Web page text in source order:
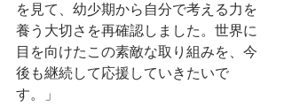
を見て、幼少期から自分で考える力を
養う大切さを再確認しました。世界に
目を向けたこの素敵な取り組みを、今
後も継続して応援していきたいで
す。」